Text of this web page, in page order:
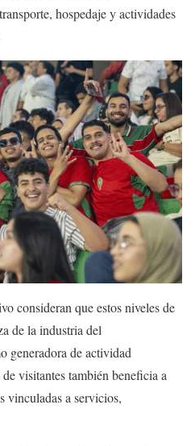
hospedaje y actividades
consideran que estos niveles de
de la industria del
generadora de actividad
visitantes también beneficia a
vinculadas a servicios,